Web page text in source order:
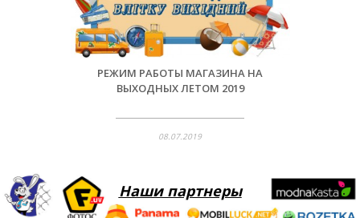
РЕЖИМ РАБОТЫ МАГАЗИНА НА
ВЫХОДНЫХ ЛЕТОМ 2019
08.07.2019
Наши партнеры